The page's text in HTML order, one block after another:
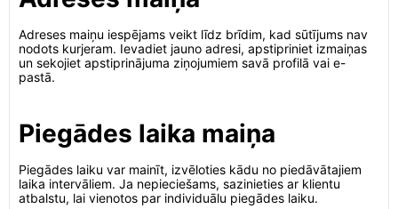
Adreses maiņu iespējams veikt līdz brīdim, kad sūtījums nav
nodots kurjeram. Ievadiet jauno adresi, apstipriniet izmaiņas
un sekojiet apstiprinājuma ziņojumiem savā profilā vai e-
pastā.
Piegādes laika maiņa
Piegādes laiku var mainīt, izvēloties kādu no piedāvātajiem
laika intervāliem. Ja nepieciešams, sazinieties ar klientu
atbalstu, lai vienotos par individuālu piegādes laiku.